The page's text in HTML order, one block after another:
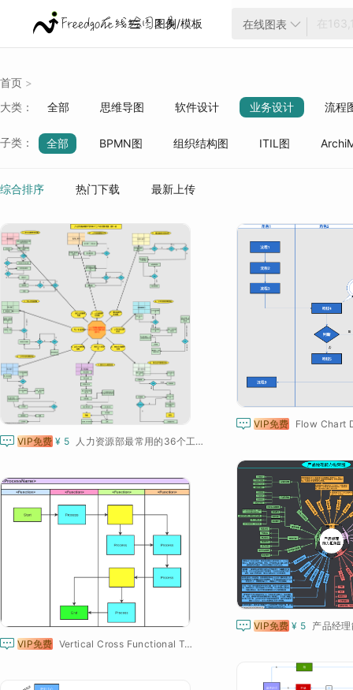
 图例/模板 在线图表 
首页 >
大类： 全部 思维导图 软件设计 业务设计
流程
云架构
质量管理
子类： 全部 BPMN图 组织结构图 ITIL图
安全相关
人工智能
综合排序 热门下载 最新上传
 VIP免费 ¥ 5 人力资源部最常用的36个工作流程管理图（第1-8）
 VIP免费 Flow Chart
 VIP免费 ¥ 5 产品经
 VIP免费 Vertical Cross Functional Template